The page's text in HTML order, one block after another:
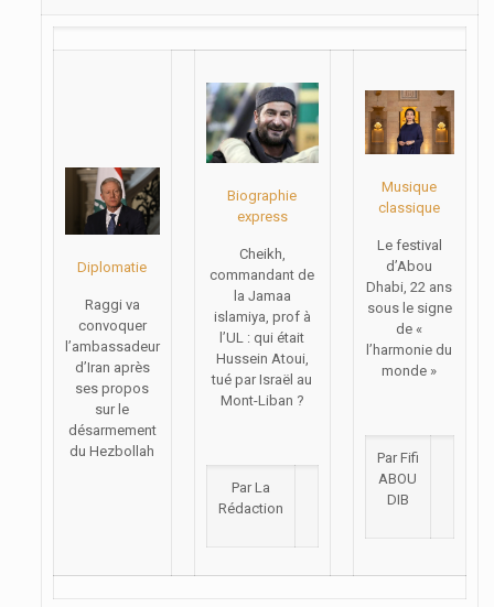
Diplomatie
Raggi va
convoquer
l’ambassadeur
d’Iran après
ses propos
sur le
désarmement
du Hezbollah
Biographie
express
Cheikh,
commandant de
la Jamaa
islamiya, prof à
l’UL : qui était
Hussein Atoui,
tué par Israël au
Mont-Liban ?
Par La
Rédaction
Musique
classique
Le festival
d’Abou
Dhabi, 22 ans
sous le signe
de «
l’harmonie du
monde »
Par Fifi
ABOU
DIB